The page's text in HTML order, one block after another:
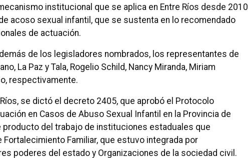
institucional que se aplica en Entre Ríos desde 2010
acoso sexual infantil, que se sustenta en lo recomendado
de actuación.
de los legisladores nombrados, los representantes de
La Paz y Tala, Rogelio Schild, Nancy Miranda, Miriam
respectivamente.
Ríos, se dictó el decreto 2405, que aprobó el Protocolo
en Casos de Abuso Sexual Infantil en la Provincia de
producto del trabajo de instituciones estaduales que
Familiar, que estuvo integrada por
poderes del estado y Organizaciones de la sociedad civil.